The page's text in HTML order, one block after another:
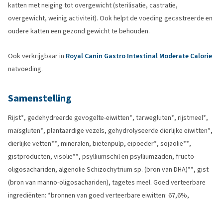
katten met neiging tot overgewicht (sterilisatie, castratie,
overgewicht, weinig activiteit). Ook helpt de voeding gecastreerde en
oudere katten een gezond gewicht te behouden.
Ook verkrijgbaar in Royal Canin Gastro Intestinal Moderate Calorie
natvoeding.
Samenstelling
Rijst*, gedehydreerde gevogelte-eiwitten*, tarwegluten*, rijstmeel*,
maïsgluten*, plantaardige vezels, gehydrolyseerde dierlijke eiwitten*,
dierlijke vetten**, mineralen, bietenpulp, eipoeder*, sojaolie**,
gistproducten, visolie**, psylliumschil en psylliumzaden, fructo-
oligosachariden, algenolie Schizochytrium sp. (bron van DHA)**, gist
(bron van manno-oligosachariden), tagetes meel. Goed verteerbare
ingrediënten: *bronnen van goed verteerbare eiwitten: 67,6%,